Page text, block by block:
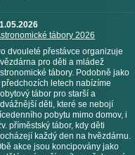
tábory 2026
dvouleté přestávce organizuje
pro děti a mládež
tábory. Podobně jako
předchozích letech nabízíme
tábor pro starší a
děti, které se nebojí
pobytu mimo domov, i
příměstský tábor, kdy děti
každý den na hvězdárnu.
akce jsou koncipovány jako